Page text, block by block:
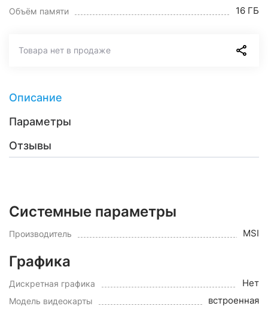
Объём памяти 16 ГБ
Товара нет в продаже
Описание
Параметры
Отзывы
Системные параметры
Производитель MSI
Графика
Дискретная графика Нет
Модель видеокарты встроенная